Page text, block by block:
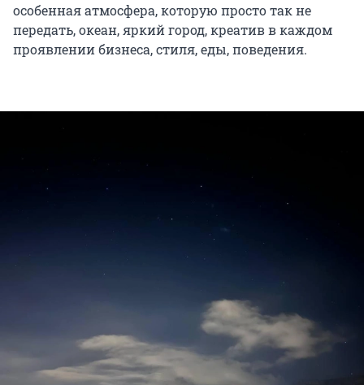
особенная атмосфера, которую просто так не
передать, океан, яркий город, креатив в каждом
проявлении бизнеса, стиля, еды, поведения.